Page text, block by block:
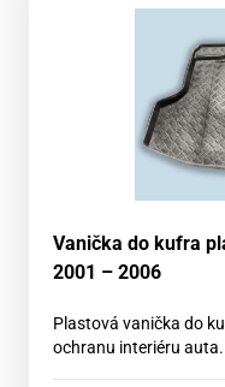
Vanička do kufra
2001 – 2006
Plastová vanička do
ochranu interiéru auta.